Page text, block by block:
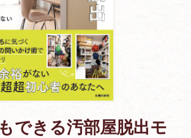
できる汚部屋脱出モ